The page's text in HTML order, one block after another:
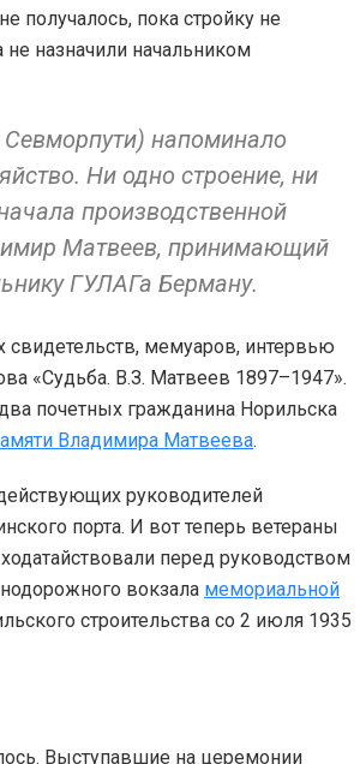
получалось, пока стройку не
назначили начальником
напоминало
Ни одно строение, ни
производственной
Матвеев, принимающий
ГУЛАГа Берману.
мемуаров, интервью
«Судьба. В.З. Матвеев 1897–1947».
почетных гражданина Норильска
Владимира Матвеева.
руководителей
порта. И вот теперь ветераны
перед руководством
вокзала мемориальной
строительства со 2 июля 1935
Выступавшие на церемонии